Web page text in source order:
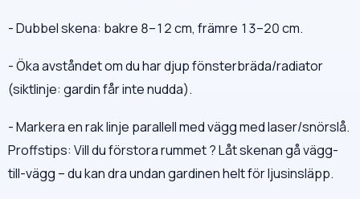
- Dubbel skena: bakre 8–12 cm, främre 13–20 cm.
- Öka avståndet om du har djup fönsterbräda/radiator
(siktlinje: gardin får inte nudda).
- Markera en rak linje parallell med vägg med laser/snörslå.
Proffstips: Vill du förstora rummet ? Låt skenan gå vägg-
till-vägg – du kan dra undan gardinen helt för ljusinsläpp.